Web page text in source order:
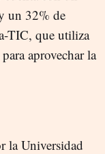
un 32% de
TIC, que utiliza
aprovechar la
la Universidad